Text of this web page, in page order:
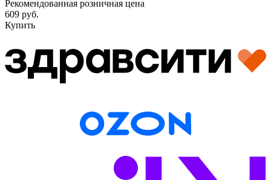
Рекомендованная розничная цена
609 руб.
Купить